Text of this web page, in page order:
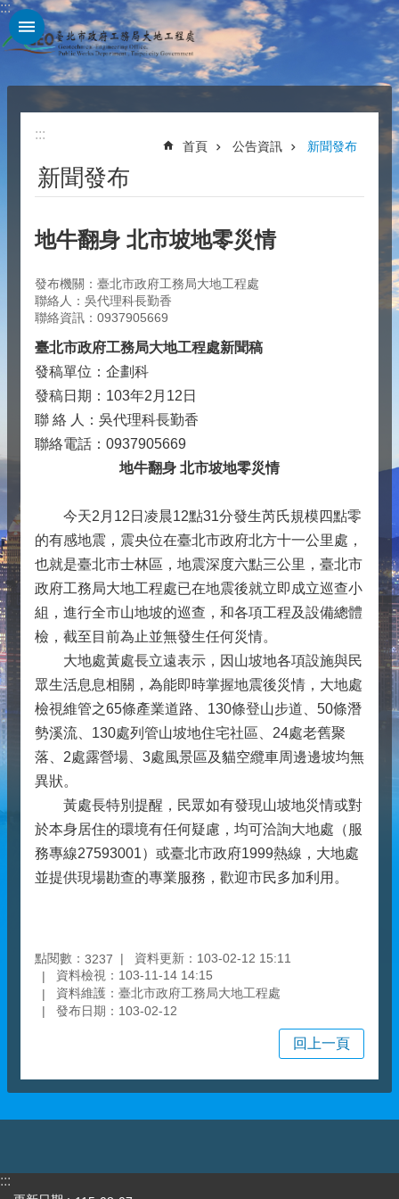
跳到主要內容區塊
:::
:::
首頁 公告資訊 新聞發布
新聞發布
地牛翻身 北市坡地零災情
發布機關：臺北市政府工務局大地工程處
聯絡人：吳代理科長勤香
聯絡資訊：0937905669
臺北市政府工務局大地工程處新聞稿
發稿單位：企劃科
發稿日期：103年2月12日
聯 絡 人：吳代理科長勤香
聯絡電話：0937905669
地牛翻身 北市坡地零災情
今天2月12日凌晨12點31分發生芮氏規模四點零
的有感地震，震央位在臺北市政府北方十一公里處，
也就是臺北市士林區，地震深度六點三公里，臺北市
政府工務局大地工程處已在地震後就立即成立巡查小
組，進行全市山地坡的巡查，和各項工程及設備總體
檢，截至目前為止並無發生任何災情。
大地處黃處長立遠表示，因山坡地各項設施與民
眾生活息息相關，為能即時掌握地震後災情，大地處
檢視維管之65條產業道路、130條登山步道、50條潛
勢溪流、130處列管山坡地住宅社區、24處老舊聚
落、2處露營場、3處風景區及貓空纜車周邊邊坡均無
異狀。
黃處長特別提醒，民眾如有發現山坡地災情或對
於本身居住的環境有任何疑慮，均可洽詢大地處（服
務專線27593001）或臺北市政府1999熱線，大地處
並提供現場勘查的專業服務，歡迎市民多加利用。
點閱數： 3237
資料更新：103-02-12 15:11
資料檢視：103-11-14 14:15
資料維護：臺北市政府工務局大地工程處
發布日期：103-02-12
回上一頁
:::